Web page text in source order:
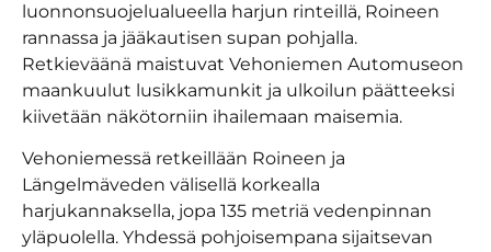
luonnonsuojelualueella harjun rinteillä, Roineen
rannassa ja jääkautisen supan pohjalla.
Retkieväänä maistuvat Vehoniemen Automuseon
maankuulut lusikkamunkit ja ulkoilun päätteeksi
kiivetään näkötorniin ihailemaan maisemia.
Vehoniemessä retkeillään Roineen ja
Längelmäveden välisellä korkealla
harjukannaksella, jopa 135 metriä vedenpinnan
yläpuolella. Yhdessä pohjoisempana sijaitsevan